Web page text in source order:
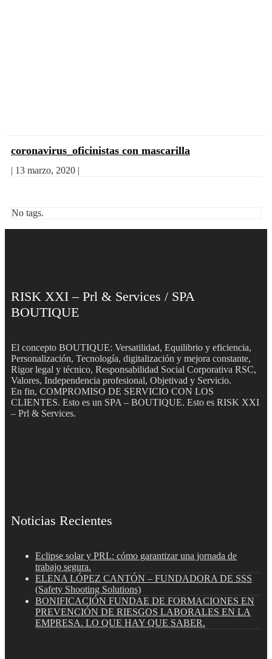
coronavirus_oficinistas con mascarilla
| 13 marzo, 2020 |
No tags.
RISK XXI – Prl & Services / SPA
BOUTIQUE
El concepto BOUTIQUE: Versatilidad, Equilibrio y eficiencia,
Personalización, Tecnología, digitalización y mejora constante,
Rigor legal y técnico, Responsabilidad Social Corporativa RSC,
Valores, Independencia profesional, Objetivad y Servicio.
En fin, COMPROMISO DE SERVICIO CON LOS
CLIENTES. Esto es un SPA – BOUTIQUE. Esto es RISK XXI
– Prl & Services.
Noticias Recientes
Eclipse solar y PRL: cómo garantizar una jornada de
trabajo segura.
ELENA LÓPEZ CANTÓN – FUNDADORA DE SSS
(Safety Shooting Solutions)
BONIFICACIÓN FUNDAE DE FORMACIONES EN
PREVENCIÓN DE RIESGOS LABORALES EN LA
EMPRESA. LO QUE HAY QUE SABER.